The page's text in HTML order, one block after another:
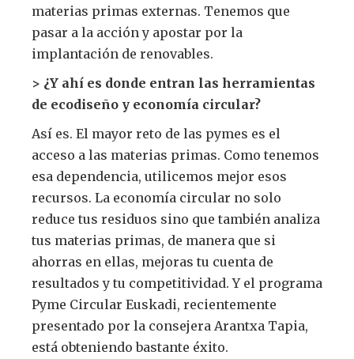
materias primas externas. Tenemos que
pasar a la acción y apostar por la
implantación de renovables.
> ¿Y ahí es donde entran las herramientas
de ecodiseño y economía circular?
Así es. El mayor reto de las pymes es el
acceso a las materias primas. Como tenemos
esa dependencia, utilicemos mejor esos
recursos. La economía circular no solo
reduce tus residuos sino que también analiza
tus materias primas, de manera que si
ahorras en ellas, mejoras tu cuenta de
resultados y tu competitividad. Y el programa
Pyme Circular Euskadi, recientemente
presentado por la consejera Arantxa Tapia,
está obteniendo bastante éxito.